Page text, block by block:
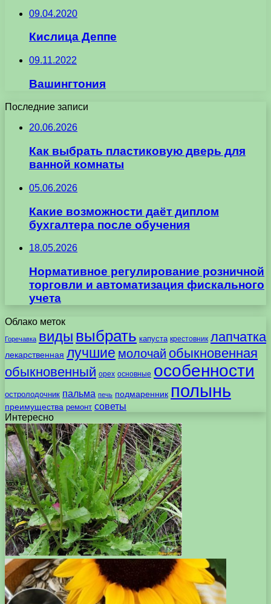
09.04.2020
Кислица Деппе
09.11.2022
Вашингтония
Последние записи
20.06.2026
Как выбрать пластиковую дверь для
ванной комнаты
05.06.2026
Какие возможности даёт диплом
бухгалтера после обучения
18.05.2026
Нормативное регулирование розничной
торговли и автоматизация фискального
учета
Облако меток
Горечавка виды выбрать капуста крестовник лапчатка
лекарственная лучшие молочай обыкновенная
обыкновенный орех основные особенности
остролодочник пальма печь подмаренник полынь
преимущества ремонт советы
Интересно